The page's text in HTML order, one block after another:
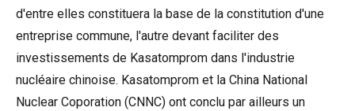
d'entre elles constituera la base de la constitution d'une
entreprise commune, l'autre devant faciliter des
investissements de Kasatomprom dans l'industrie
nucléaire chinoise. Kasatomprom et la China National
Nuclear Coporation (CNNC) ont conclu par ailleurs un